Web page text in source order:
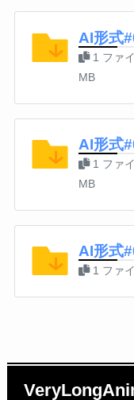
AI形式
1 ファ
MB
AI形式
1 ファ
MB
AI形式
1 ファ